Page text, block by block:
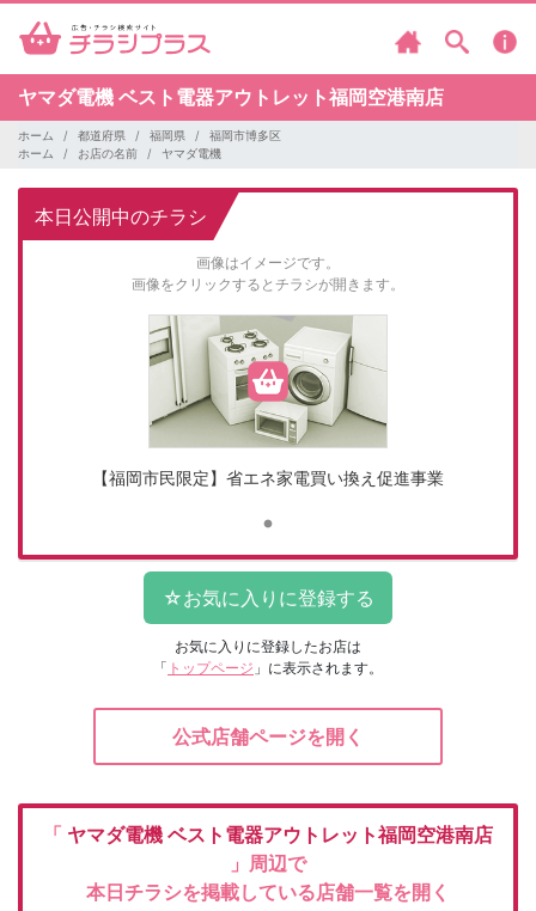
ヤマダ電機 ベスト電器アウトレット福岡空港南店
ホーム 都道府県 福岡県
福岡市博多区
ホーム
お店の名前 ヤマダ電機
本日公開中のチラシ
画像はイメージです。
画像をクリックするとチラシが開きます。
【福岡市民限定】省エネ家電買い換え促進事業
お気に入りに登録したお店は
「 トップページ 」に表示されます。
公式店舗ページを開く
「 ヤマダ電機 ベスト電器アウトレット福岡空港南店
」周辺で
本日チラシを掲載している店舗一覧を開く